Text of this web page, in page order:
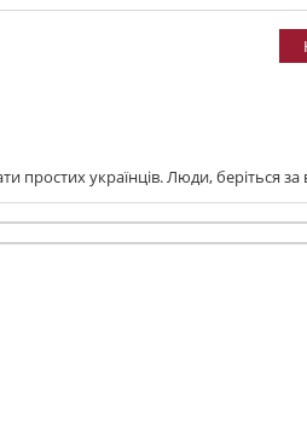
простих українців. Люди, беріться за